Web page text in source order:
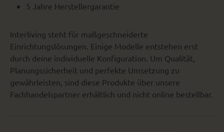
5 Jahre Herstellergarantie
Interliving steht für maßgeschneiderte
Einrichtungslösungen. Einige Modelle entstehen erst
durch deine individuelle Konfiguration. Um Qualität,
Planungssicherheit und perfekte Umsetzung zu
gewährleisten, sind diese Produkte über unsere
Fachhandelspartner erhältlich und nicht online bestellbar.